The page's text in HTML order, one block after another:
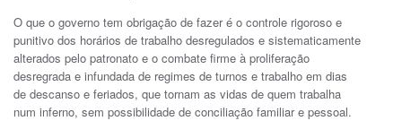
O que o governo tem obrigação de fazer é o controle rigoroso e
punitivo dos horários de trabalho desregulados e sistematicamente
alterados pelo patronato e o combate firme à proliferação
desregrada e infundada de regimes de turnos e trabalho em dias
de descanso e feriados, que tornam as vidas de quem trabalha
num inferno, sem possibilidade de conciliação familiar e pessoal.